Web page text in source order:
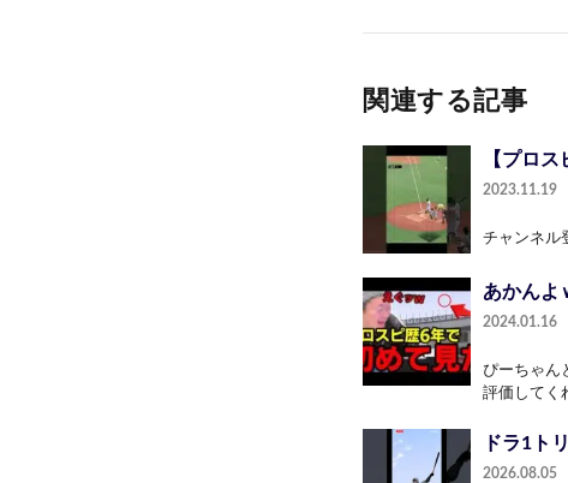
関連する記事
【プロ
2023.11.19
チャンネル
あかんよ
2024.01.16
ぴーちゃん
評価してく
ドラ1ト
2026.08.05